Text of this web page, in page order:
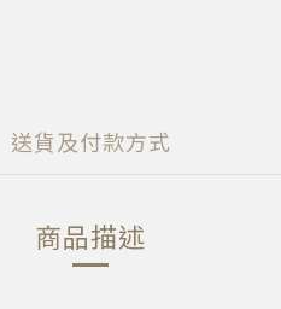
送貨及付款方式
商品描述